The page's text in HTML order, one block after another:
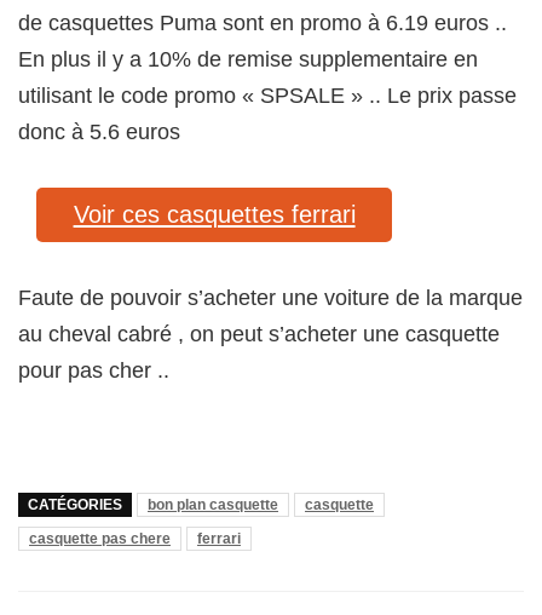
de casquettes Puma sont en promo à 6.19 euros ..
En plus il y a 10% de remise supplementaire en
utilisant le code promo « SPSALE » .. Le prix passe
donc à 5.6 euros
Voir ces casquettes ferrari
Faute de pouvoir s’acheter une voiture de la marque
au cheval cabré , on peut s’acheter une casquette
pour pas cher ..
CATÉGORIES bon plan casquette
casquette
casquette pas chere
ferrari